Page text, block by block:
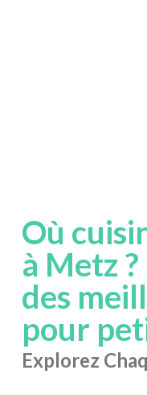
Où
à Metz
des
pour
Explorez